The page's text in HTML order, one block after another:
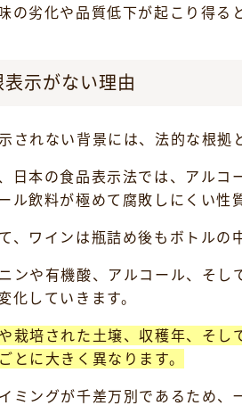
の劣化や品質低下が起こり得る
示がない理由
されない背景には、法的な根拠
日本の食品表示法では、アル
ル飲料が極めて腐敗しにくい性
、ワインは瓶詰め後もボトルの
ンや有機酸、アルコール、そ
化していきます。
栽培された土壌、収穫年、そ
とに大きく異なります。
ミングが千差万別であるため、